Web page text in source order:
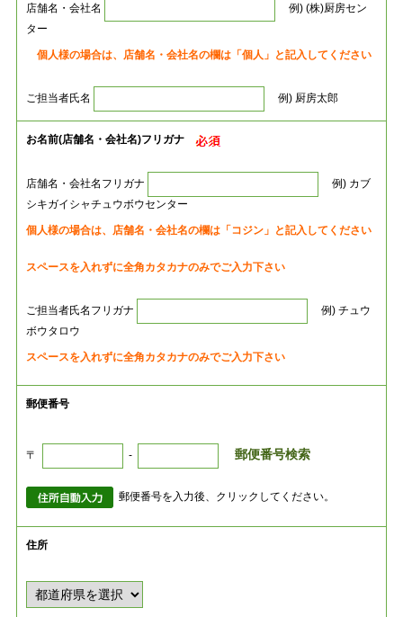
店舗名・会社名
例) (株)厨房セン
ター
個人様の場合は、店舗名・会社名の欄は「個人」と記入してください
ご担当者氏名 例) 厨房太郎
お名前(店舗名・会社名)フリガナ
店舗名・会社名フリガナ
例) カブ
シキガイシャチュウボウセンター
個人様の場合は、店舗名・会社名の欄は「コジン」と記入してください
スペースを入れずに全角カタカナのみでご入力下さい
ご担当者氏名フリガナ
例) チュウ
ボウタロウ
スペースを入れずに全角カタカナのみでご入力下さい
郵便番号
〒 - 郵便番号検索
郵便番号を入力後、クリックしてください。
住所